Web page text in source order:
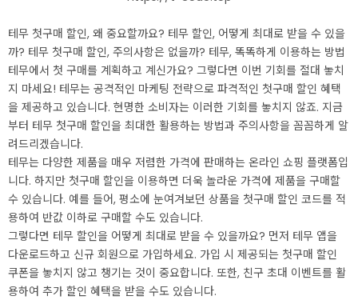
테무 첫구매 할인, 왜 중요할까요? 테무 할인, 어떻게 최대로 받을 수 있을
까? 테무 첫구매 할인, 주의사항은 없을까? 테무, 똑똑하게 이용하는 방법
테무에서 첫 구매를 계획하고 계신가요? 그렇다면 이번 기회를 절대 놓치
지 마세요! 테무는 공격적인 마케팅 전략으로 파격적인 첫구매 할인 혜택
을 제공하고 있습니다. 현명한 소비자는 이러한 기회를 놓치지 않죠. 지금
부터 테무 첫구매 할인을 최대한 활용하는 방법과 주의사항을 꼼꼼하게 알
려드리겠습니다.
테무는 다양한 제품을 매우 저렴한 가격에 판매하는 온라인 쇼핑 플랫폼입
니다. 하지만 첫구매 할인을 이용하면 더욱 놀라운 가격에 제품을 구매할
수 있습니다. 예를 들어, 평소에 눈여겨보던 상품을 첫구매 할인 코드를 적
용하여 반값 이하로 구매할 수도 있습니다.
그렇다면 테무 할인을 어떻게 최대로 받을 수 있을까요? 먼저 테무 앱을
다운로드하고 신규 회원으로 가입하세요. 가입 시 제공되는 첫구매 할인
쿠폰을 놓치지 않고 챙기는 것이 중요합니다. 또한, 친구 초대 이벤트를 활
용하여 추가 할인 혜택을 받을 수도 있습니다.